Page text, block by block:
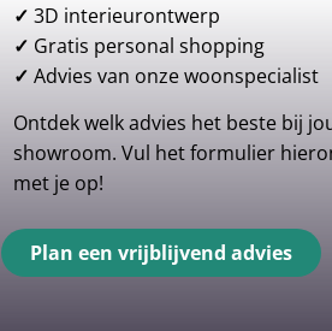
✓ 3D interieurontwerp
✓ Gratis personal shopping
✓ Advies van onze woonspecialist
Ontdek welk advies het beste bij
showroom. Vul het formulier
met je op!
Plan een vrijblijvend advies